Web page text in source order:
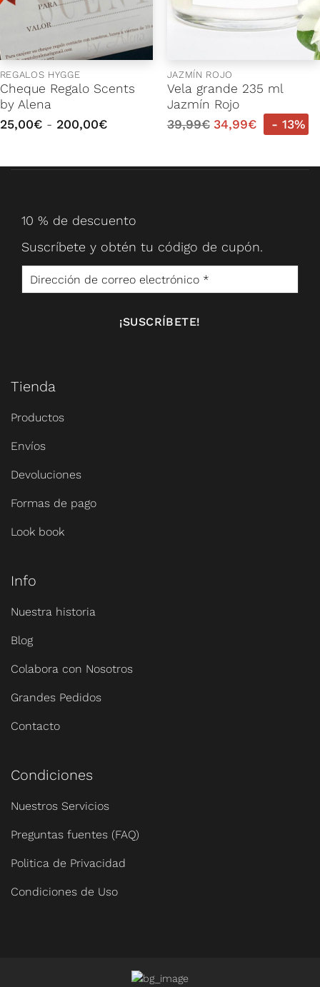
REGALOS HYGGE
Cheque Regalo Scents
by Alena
25,00€ - 200,00€Rango
JAZMÍN ROJO
Vela grande 235 ml
Jazmín Rojo
39,99€ 34,99€ - 13%
10 % de descuento
Suscríbete y obtén tu código de cupón.
Tienda
Productos
Envíos
Devoluciones
Formas de pago
Look book
Info
Nuestra historia
Blog
Colabora con Nosotros
Grandes Pedidos
Contacto
Condiciones
Nuestros Servicios
Preguntas fuentes (FAQ)
Politica de Privacidad
Condiciones de Uso